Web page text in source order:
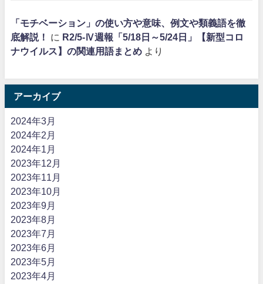
「モチベーション」の使い方や意味、例文や類義語を徹
底解説！
に R2/5-Ⅳ週報「5/18日～5/24日」【新型コロ
ナウイルス】の関連用語まとめ より
アーカイブ
2024年3月
2024年2月
2024年1月
2023年12月
2023年11月
2023年10月
2023年9月
2023年8月
2023年7月
2023年6月
2023年5月
2023年4月